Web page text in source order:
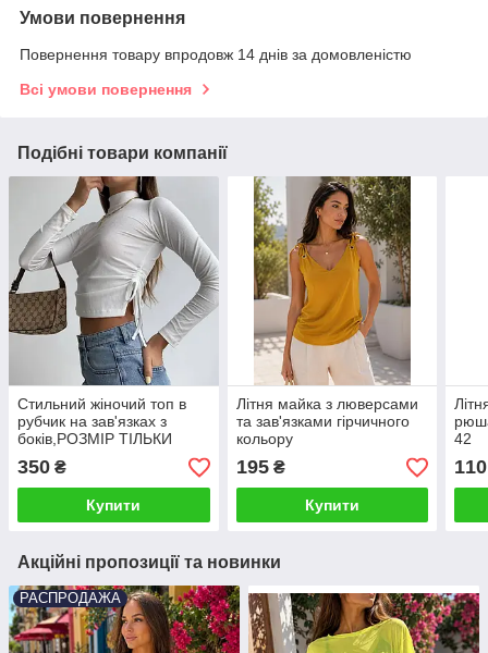
Умови повернення
Повернення товару впродовж 14 днів за домовленістю
Всі умови повернення
Подібні товари компанії
Стильний жіночий топ в
рубчик на зав'язках з
боків,РОЗМІР ТІЛЬКИ
40(S)
350 ₴
Купити
Літня майка з люверсами
та зав'язками гірчичного
кольору
195₴
Купити
42
110
Акційні пропозиції та новинки
РАСПРОДАЖА